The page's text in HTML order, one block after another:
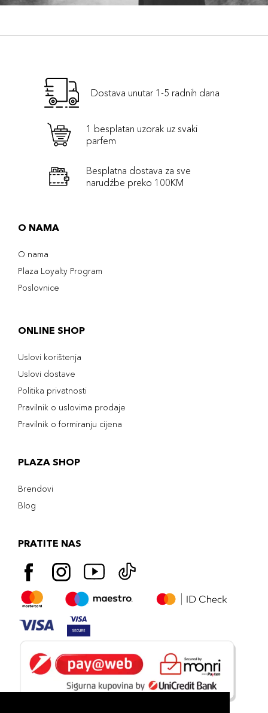
Dostava unutar 1-5 radnih dana
1 besplatan uzorak uz svaki
parfem
Besplatna dostava za sve
narudźbe preko 100KM
O NAMA
O nama
Plaza Loyalty Program
Poslovnice
ONLINE SHOP
Uslovi korištenja
Uslovi dostave
Politika privatnosti
Pravilnik o uslovima prodaje
Pravilnik o formiranju cijena
PLAZA SHOP
Brendovi
Blog
PRATITE NAS